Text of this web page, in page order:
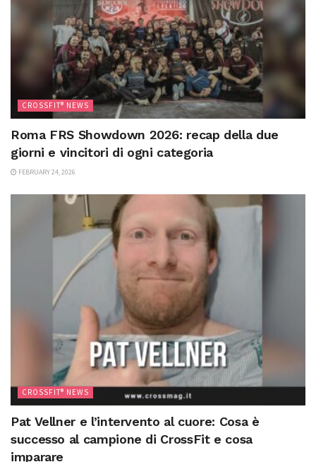
CROSSFIT® NEWS
Roma FRS Showdown 2026: recap della due
giorni e vincitori di ogni categoria
FEBRUARY 24, 2026
CROSSFIT® NEWS
Pat Vellner e l’intervento al cuore: Cosa è
successo al campione di CrossFit e cosa
imparare